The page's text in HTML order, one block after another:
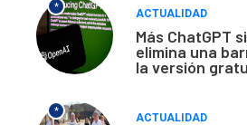
*
ACTUALIDAD
Más ChatGPT
elimina una
la versión
*
ACTUALIDAD